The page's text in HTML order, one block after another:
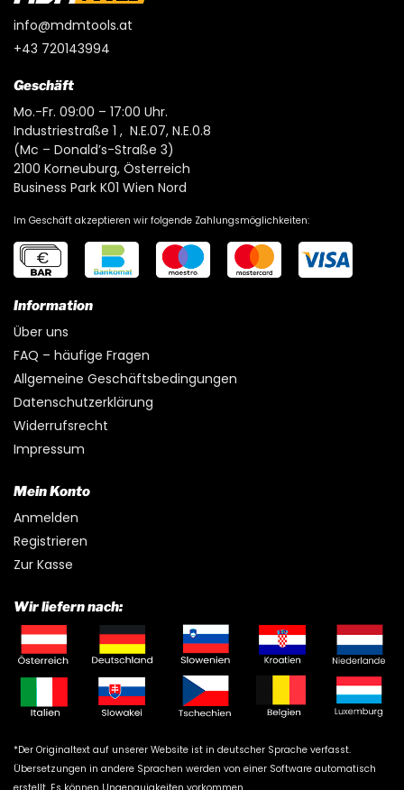
info@mdmtools.at
+43 720143994
Geschäft
Mo.-Fr. 09:00 – 17:00 Uhr.
Industriestraße 1 , N.E.07, N.E.0.8
(Mc – Donald’s-Straße 3)
2100 Korneuburg, Österreich
Business Park K01 Wien Nord
Im Geschäft akzeptieren wir folgende Zahlungsmöglichkeiten:
Information
Über uns
FAQ – häufige Fragen
Allgemeine Geschäftsbedingungen
Datenschutzerklärung
Widerrufsrecht
Impressum
Mein Konto
Anmelden
Registrieren
Zur Kasse
Wir liefern nach:
*Der Originaltext auf unserer Website ist in deutscher Sprache verfasst.
Übersetzungen in andere Sprachen werden von einer Software automatisch